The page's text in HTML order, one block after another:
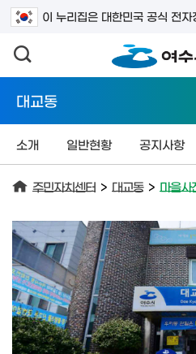
이 누리집은 대한민국 공식 전자
검색어를 입력하세요
대교동
소개 일반현황 공지사항
주민자치센터 > 대교동 > 마을사